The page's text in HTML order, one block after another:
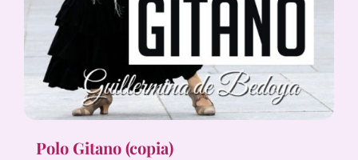
Polo Gitano (copia)